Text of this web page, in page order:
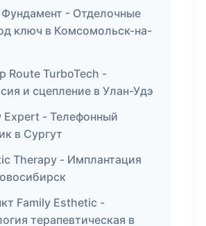
- Отделочные
ключ в Комсомольск-на-
Route TurboTech -
и сцепление в Улан-Удэ
Expert - Телефонный
в Сургут
Therapy - Имплантация
Family Esthetic -
терапевтическая в